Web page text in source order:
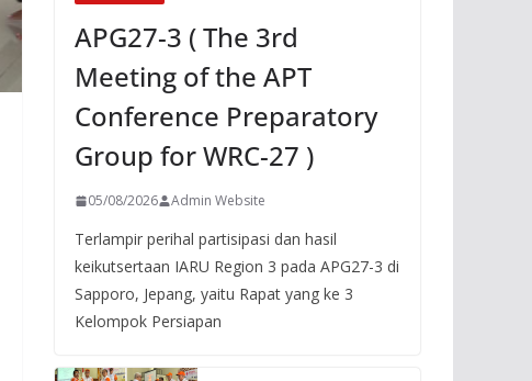
APG27-3 ( The 3rd
Meeting of the APT
Conference Preparatory
Group for WRC-27 )
05/08/2026 Admin Website
Terlampir perihal partisipasi dan hasil
keikutsertaan IARU Region 3 pada APG27-3 di
Sapporo, Jepang, yaitu Rapat yang ke 3
Kelompok Persiapan